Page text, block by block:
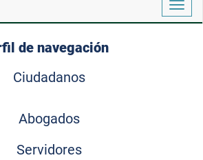
de navegación
Ciudadanos
Abogados
Servidores